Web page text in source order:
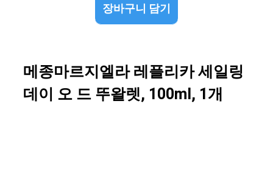
장바구니 담기
메종마르지엘라 레플리카 세일링
데이 오 드 뚜왈렛, 100ml, 1개